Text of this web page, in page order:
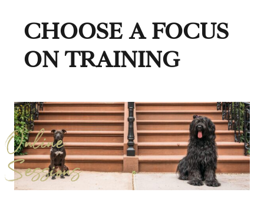
CHOOSE A FOCUS
ON TRAINING
Online
Sessions